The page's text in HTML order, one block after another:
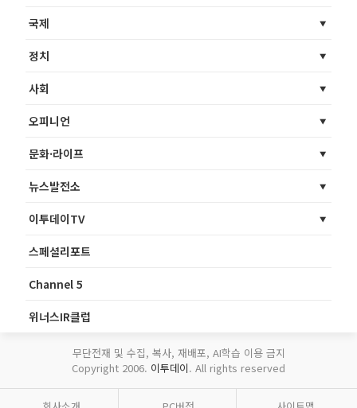
국제
정치
사회
오피니언
문화·라이프
뉴스발전소
이투데이TV
스페셜리포트
Channel 5
위너스IR클럽
무단전재 및 수집, 복사, 재배포, AI학습 이용 금지
Copyright 2006. 이투데이. All rights reserved